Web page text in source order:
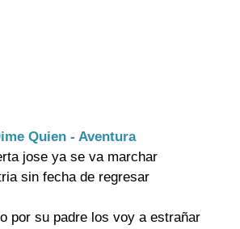
Quien - Aventura
jose ya se va marchar
sin fecha de regresar
por su padre los voy a estrañar